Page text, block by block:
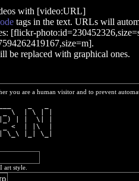
with [video:URL]
tags in the text. URLs will
[flickr-
be replaced with graphical ones.
you are a human visitor and to prevent
\  | \ | |
| |  \| |
<  | |\  |
\_\ |_| \_|
art style.